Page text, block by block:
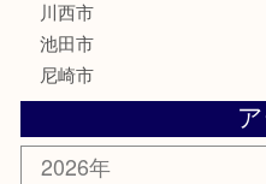
骨董品
古美術品
家電
電動工具